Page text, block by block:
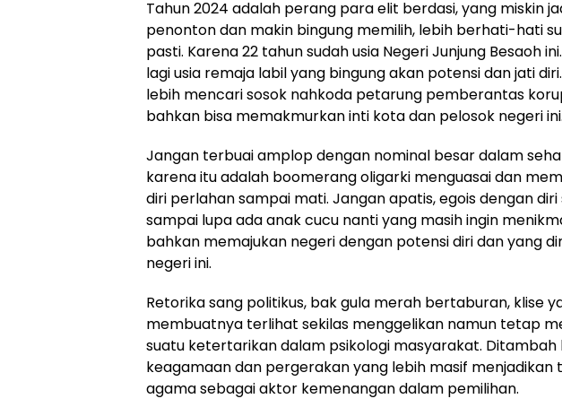
Tahun 2024 adalah perang para elit berdasi, yang miskin
penonton dan makin bingung memilih, lebih berhati-hati
pasti. Karena 22 tahun sudah usia Negeri Junjung Besaoh
lagi usia remaja labil yang bingung akan potensi dan jati
lebih mencari sosok nahkoda petarung pemberantas
bahkan bisa memakmurkan inti kota dan pelosok negeri ini.
Jangan terbuai amplop dengan nominal besar dalam
karena itu adalah boomerang oligarki menguasai dan
diri perlahan sampai mati. Jangan apatis, egois dengan diri
sampai lupa ada anak cucu nanti yang masih ingin
bahkan memajukan negeri dengan potensi diri dan yang
negeri ini.
Retorika sang politikus, bak gula merah bertaburan, klise
membuatnya terlihat sekilas menggelikan namun tetap
suatu ketertarikan dalam psikologi masyarakat. Ditambah
keagamaan dan pergerakan yang lebih masif menjadikan
agama sebagai aktor kemenangan dalam pemilihan.